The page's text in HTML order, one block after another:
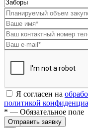
Я согласен на
политикой
* — Обязательное поле
Отправить заявку